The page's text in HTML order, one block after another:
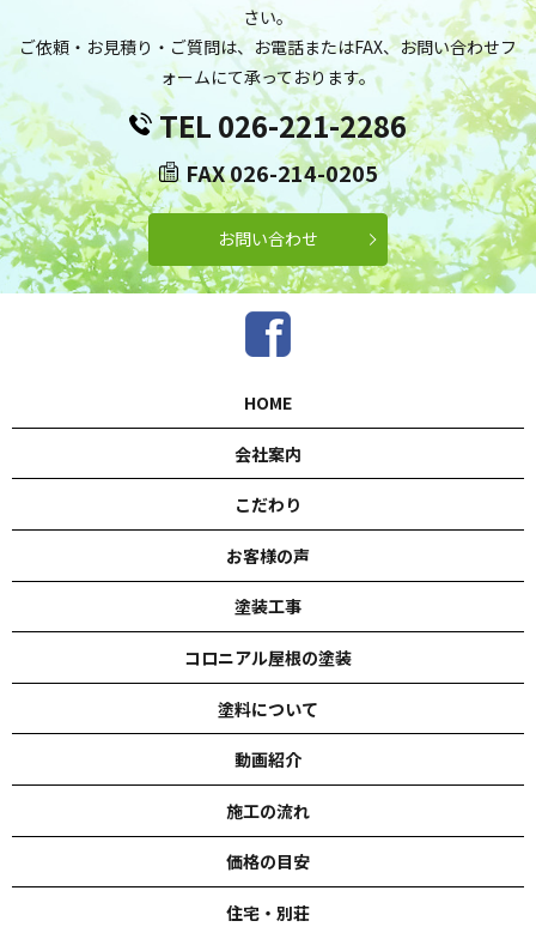
さい。
ご依頼・お見積り・ご質問は、お電話またはFAX、お問い合わせフ
ォームにて承っております。
TEL 026-221-2286
FAX 026-214-0205
お問い合わせ
HOME
会社案内
こだわり
お客様の声
塗装工事
コロニアル屋根の塗装
塗料について
動画紹介
施工の流れ
価格の目安
住宅・別荘